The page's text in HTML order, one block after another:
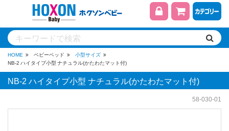
HOME ベビーベッド
小型サイズ
NB-2 ハイタイプ小型 ナチュラル(かたわたマット付)
NB-2 ハイタイプ小型 ナチュラル(かたわたマット付)
58-030-01